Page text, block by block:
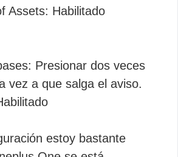
Assets: Habilitado
Presionar dos veces
vez a que salga el aviso.
estoy bastante